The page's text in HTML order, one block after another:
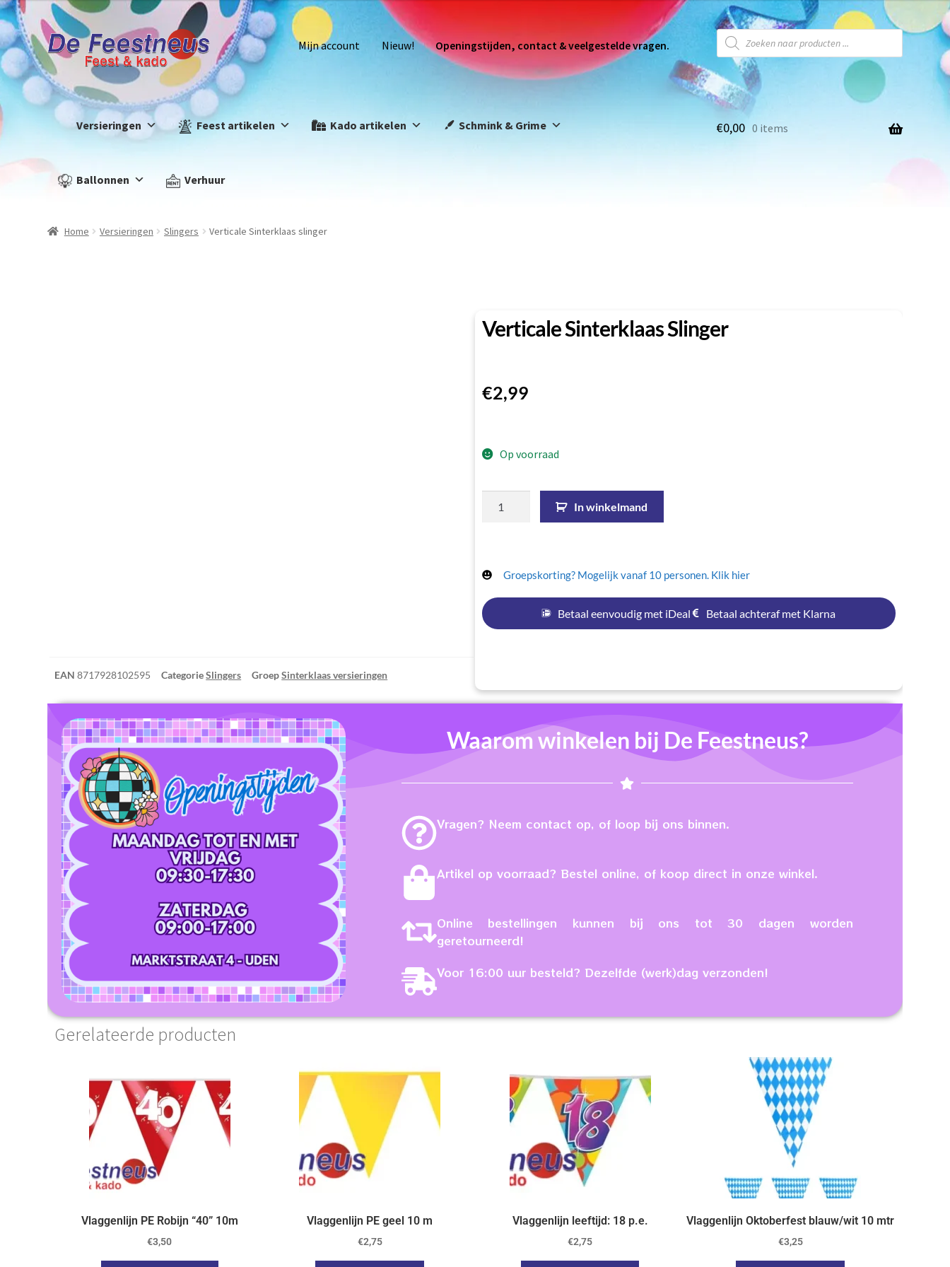
Mijn account Nieuw! Openingstijden, contact & veelgestelde vragen.
Versieringen Feest artikelen Kado artikelen Schmink & Grime
Ballonnen Verhuur
€0,00 0 items
Home Versieringen Slingers Verticale Sinterklaas slinger
EAN8717928102595 CategorieSlingers GroepSinterklaas versieringen
Verticale Sinterklaas Slinger
€2,99
Op voorraad
In winkelmand
Groepskorting? Mogelijk vanaf 10 personen. Klik hier
Betaal eenvoudig met iDeal Betaal achteraf met Klarna
Waarom winkelen bij De Feestneus?
Vragen? Neem contact op, of loop bij ons binnen.
Artikel op voorraad? Bestel online, of koop direct in onze winkel.
Online bestellingen kunnen bij ons tot 30 dagen worden
geretourneerd!
Voor 16:00 uur besteld? Dezelfde (werk)dag verzonden!
Gerelateerde producten
Vlaggenlijn PE Robijn “40” 10m
€3,50
Vlaggenlijn PE geel 10 m
€2,75
Vlaggenlijn leeftijd: 18 p.e.
€2,75
Vlaggenlijn Oktoberfest blauw/wit 10 mtr
€3,25